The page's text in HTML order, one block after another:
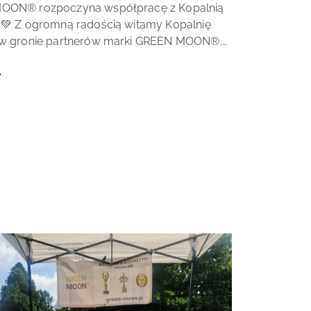
rozpoczyna współpracę z Kopalnią
Z ogromną radością witamy Kopalnię
gronie partnerów marki GREEN MOON®.
naszych wegańskich kosmetyk&oacu...